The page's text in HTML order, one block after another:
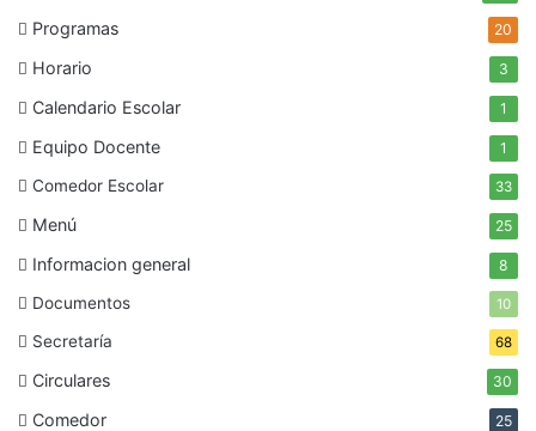
Programas 20
Horario 3
Calendario Escolar 1
Equipo Docente 1
Comedor Escolar 33
Menú 25
Informacion general 8
Documentos 10
Secretaría 68
Circulares 30
Comedor 25